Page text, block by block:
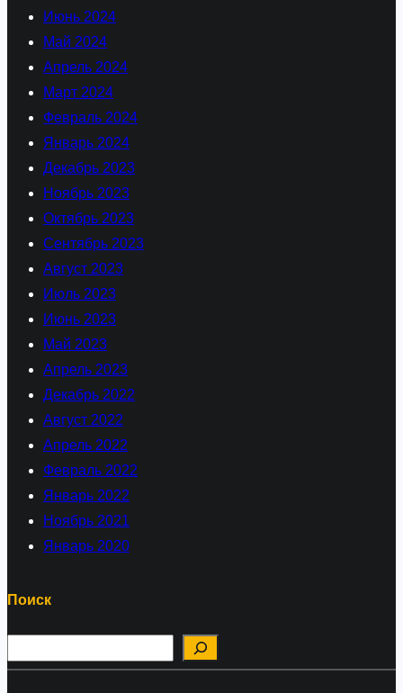
Июнь 2024
Май 2024
Апрель 2024
Март 2024
Февраль 2024
Январь 2024
Декабрь 2023
Ноябрь 2023
Октябрь 2023
Сентябрь 2023
Август 2023
Июль 2023
Июнь 2023
Май 2023
Апрель 2023
Декабрь 2022
Август 2022
Апрель 2022
Февраль 2022
Январь 2022
Ноябрь 2021
Январь 2020
Поиск
о